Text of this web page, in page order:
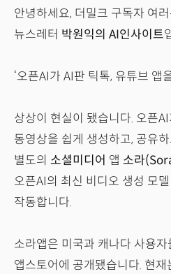
안녕하세요, 더밀크 구독자 여
뉴스레터 박원익의 AI인사이트
‘오픈AI가 AI판 틱톡, 유튜브 앱
상상이 현실이 됐습니다. 오픈
동영상을 쉽게 생성하고, 공유
별도의 소셜미디어 앱 소라
오픈AI의 최신 비디오 생성 모델
작동합니다.
소라앱은 미국과 캐나다 사용
앱스토어에 공개됐습니다. 현